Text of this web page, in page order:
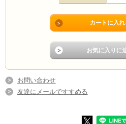
2026年5月 写真展「南の風景」 新宿OMシス
2026年9月～12月 写真展「北の光景」松本市美
お問い合わせ
友達にメールですすめる